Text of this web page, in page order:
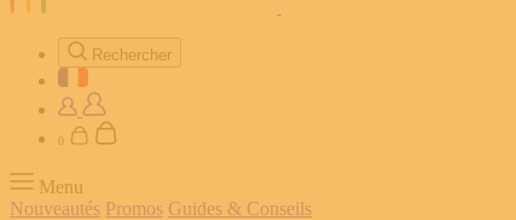
Rechercher
0
Menu
Nouveautés Promos Guides & Conseils